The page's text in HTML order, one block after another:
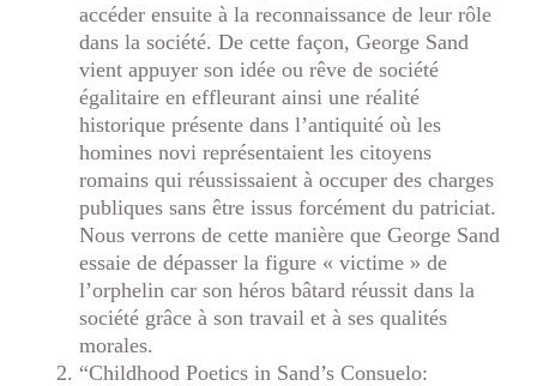
accéder ensuite à la reconnaissance de leur rôle
dans la société. De cette façon, George Sand
vient appuyer son idée ou rêve de société
égalitaire en effleurant ainsi une réalité
historique présente dans l’antiquité où les
homines novi représentaient les citoyens
romains qui réussissaient à occuper des charges
publiques sans être issus forcément du patriciat.
Nous verrons de cette manière que George Sand
essaie de dépasser la figure « victime » de
l’orphelin car son héros bâtard réussit dans la
société grâce à son travail et à ses qualités
morales.
“Childhood Poetics in Sand’s Consuelo: